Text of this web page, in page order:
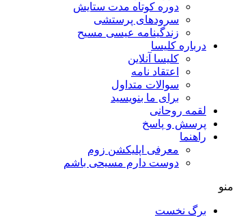
دوره کوتاه مدت ستایش
سرودهای پرستشی
زندگینامه عیسی مسیح
درباره کلیسا
کلیسا آنلاین
اعتقاد نامه
سوالات متداول
برای ما بنویسید
لقمه روحانی
پرسش و پاسخ
راهنما
معرفی اپلیکشن زوم
دوست دارم مسیحی باشم
منو
برگ نخست